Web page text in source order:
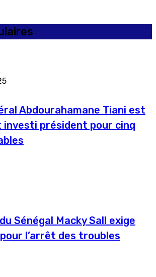
Abdourahamane Tiani est
investi président pour cinq
Sénégal Macky Sall exige
l’arrêt des troubles